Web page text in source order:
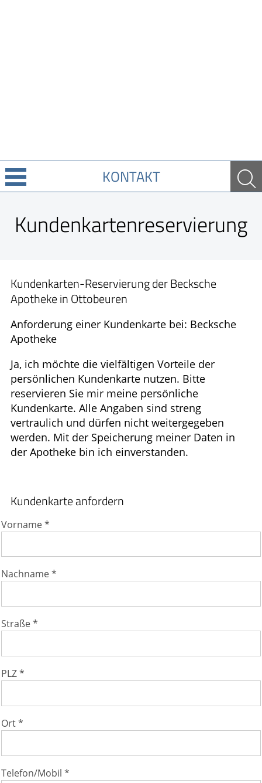
KONTAKT
Leistungen
Krankheiten & Therapie
ELTERN UND KIND
GESUND IM ALTER
Kundenkartenreservierung
Kundenkarten-Reservierung der Becksche
Apotheke in Ottobeuren
Anforderung einer Kundenkarte bei: Becksche
Apotheke
Ja, ich möchte die vielfältigen Vorteile der
persönlichen Kundenkarte nutzen. Bitte
reservieren Sie mir meine persönliche
Kundenkarte. Alle Angaben sind streng
vertraulich und dürfen nicht weitergegeben
werden. Mit der Speicherung meiner Daten in
der Apotheke bin ich einverstanden.
Kundenkarte anfordern
Vorname *
Nachname *
Straße *
PLZ *
Ort *
Telefon/Mobil *